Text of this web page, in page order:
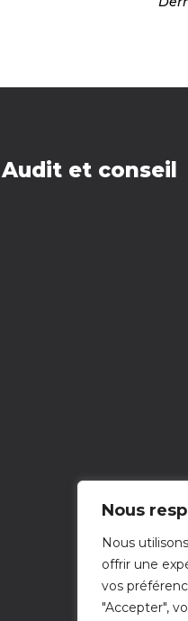
Nous
Nous
offrir une
vos
"Accepter",
Audit et conseil